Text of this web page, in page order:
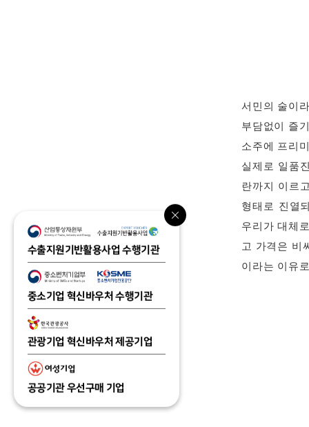
서민의 술이
부담없이 즐
소주에 프리
실제로 일품
란까지 이르
형태로 진열
우리가 대체
고 가격은 비
이라는 이유
수출지원기반활용사업 수행기관
중소기업 혁신바우처 수행기관
관광기업 혁신바우처 제공기업
공공기관 우선구매 기업